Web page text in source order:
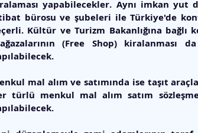
yapabilecekler. Aynı imkan yut
bürosu ve şubeleri ile Türkiye'de
Kültür ve Turizm Bakanlığına bağlı
(Free Shop) kiralanması
mal alım ve satımında ise taşıt
türlü menkul mal alım satım